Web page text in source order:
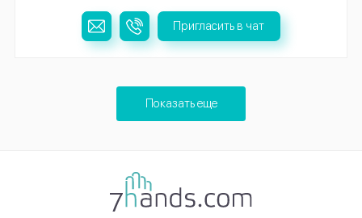
Пригласить в чат
Показать еще